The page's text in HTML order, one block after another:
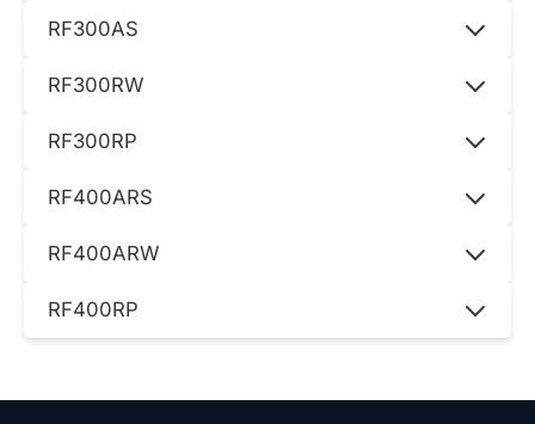
RF300AS
RF300RW
RF300AS
RF300RW
RF300RP
RF400ARS
RF400ARW
RF400RP